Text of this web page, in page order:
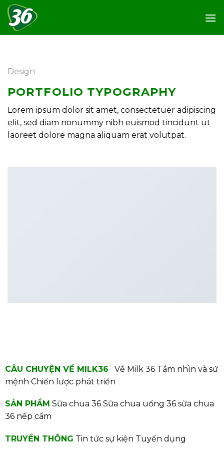
Skip
to
content
Design
PORTFOLIO TYPOGRAPHY
Lorem ipsum dolor sit amet, consectetuer adipiscing
elit, sed diam nonummy nibh euismod tincidunt ut
laoreet dolore magna aliquam erat volutpat.
CÂU CHUYỆN VỀ MILK36 Về Milk 36 Tầm nhìn và sứ
mệnh Chiến lược phát triển
SẢN PHẨM Sữa chua 36 Sữa chua uống 36 sữa chua
36 nếp cẩm
TRUYỀN THÔNG Tin tức sự kiện Tuyển dụng